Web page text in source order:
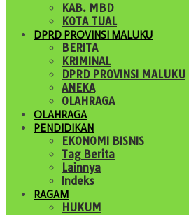
KAB. MBD
KOTA TUAL
DPRD PROVINSI MALUKU
BERITA
KRIMINAL
DPRD PROVINSI MALUKU
ANEKA
OLAHRAGA
OLAHRAGA
PENDIDIKAN
EKONOMI BISNIS
Tag Berita
Lainnya
Indeks
RAGAM
HUKUM